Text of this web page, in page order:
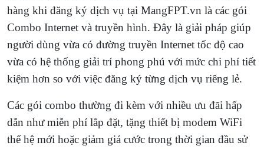
hàng khi đăng ký dịch vụ tại MangFPT.vn là các gói
Combo Internet và truyền hình. Đây là giải pháp giúp
người dùng vừa có đường truyền Internet tốc độ cao
vừa có hệ thống giải trí phong phú với mức chi phí tiết
kiệm hơn so với việc đăng ký từng dịch vụ riêng lẻ.
Các gói combo thường đi kèm với nhiều ưu đãi hấp
dẫn như miễn phí lắp đặt, tặng thiết bị modem WiFi
thế hệ mới hoặc giảm giá cước trong thời gian đầu sử